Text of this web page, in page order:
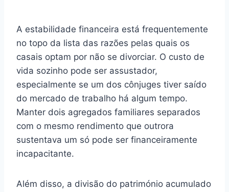
A estabilidade financeira está frequentemente
no topo da lista das razões pelas quais os
casais optam por não se divorciar. O custo de
vida sozinho pode ser assustador,
especialmente se um dos cônjuges tiver saído
do mercado de trabalho há algum tempo.
Manter dois agregados familiares separados
com o mesmo rendimento que outrora
sustentava um só pode ser financeiramente
incapacitante.
Além disso, a divisão do património acumulado